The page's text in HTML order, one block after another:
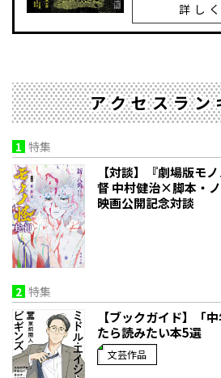
詳し
アクセスラン
1 特集
【対談】『劇場版モ
督 中村健治×脚本・
映画公開記念対談
2 特集
【ブックガイド】「
たら読みたい本5選
文芸作品